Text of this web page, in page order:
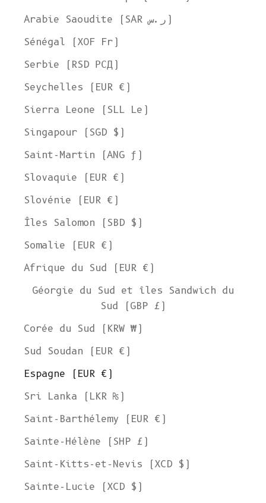
Arabie Saoudite (SAR ر.س)
Sénégal (XOF Fr)
Serbie (RSD РСД)
Seychelles (EUR €)
Sierra Leone (SLL Le)
Singapour (SGD $)
Saint-Martin (ANG ƒ)
Slovaquie (EUR €)
Slovénie (EUR €)
Îles Salomon (SBD $)
Somalie (EUR €)
Afrique du Sud (EUR €)
Géorgie du Sud et îles Sandwich du
Sud (GBP £)
Corée du Sud (KRW ₩)
Sud Soudan (EUR €)
Espagne (EUR €)
Sri Lanka (LKR ₨)
Saint-Barthélemy (EUR €)
Sainte-Hélène (SHP £)
Saint-Kitts-et-Nevis (XCD $)
Sainte-Lucie (XCD $)
États-Unis
Langue
Anglais
Devise
Dollar américain
VOIR LA COLLECTION